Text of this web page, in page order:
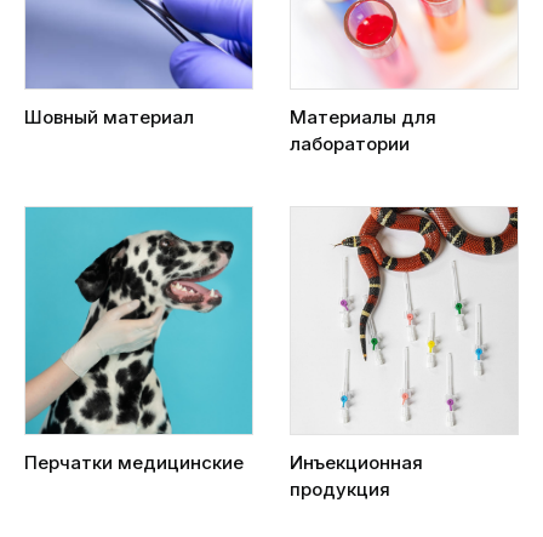
Шовный материал
Материалы для
лаборатории
Перчатки медицинские
Инъекционная
продукция